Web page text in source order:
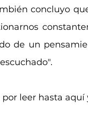
concluyo
de un
por leer hasta